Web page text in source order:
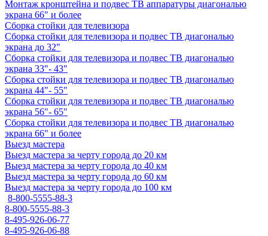
Монтаж кронштейна и подвес ТВ аппаратуры диагональю
экрана 66" и более
Сборка стойки для телевизора
Сборка стойки для телевизора и подвес ТВ диагональю
экрана до 32"
Сборка стойки для телевизора и подвес ТВ диагональю
экрана 33"- 43"
Сборка стойки для телевизора и подвес ТВ диагональю
экрана 44"- 55"
Сборка стойки для телевизора и подвес ТВ диагональю
экрана 56"- 65"
Сборка стойки для телевизора и подвес ТВ диагональю
экрана 66" и более
Выезд мастера
Выезд мастера за черту города до 20 км
Выезд мастера за черту города до 40 км
Выезд мастера за черту города до 60 км
Выезд мастера за черту города до 100 км
8-800-5555-88-3
8-800-5555-88-3
8-495-926-06-77
8-495-926-06-88